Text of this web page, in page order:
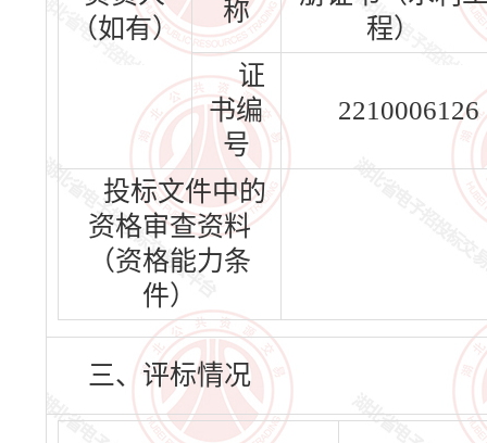
（如有）
称
程）
证
书编
号
2210006126
投标文件中的
资格审查资料
（资格能力条
件）
三、评标情况